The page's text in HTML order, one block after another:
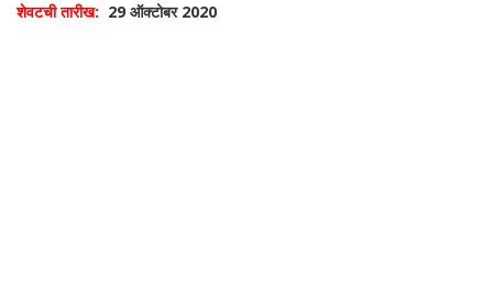
शेवटची तारीख: 29 ऑक्टोबर 2020